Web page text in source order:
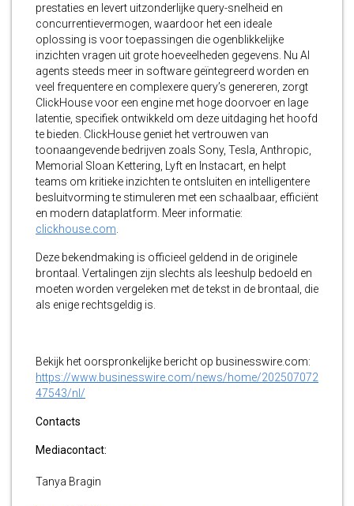
prestaties en levert uitzonderlijke query-snelheid en
concurrentievermogen, waardoor het een ideale
oplossing is voor toepassingen die ogenblikkelijke
inzichten vragen uit grote hoeveelheden gegevens. Nu AI
agents steeds meer in software geïntegreerd worden en
veel frequentere en complexere query’s genereren, zorgt
ClickHouse voor een engine met hoge doorvoer en lage
latentie, specifiek ontwikkeld om deze uitdaging het hoofd
te bieden. ClickHouse geniet het vertrouwen van
toonaangevende bedrijven zoals Sony, Tesla, Anthropic,
Memorial Sloan Kettering, Lyft en Instacart, en helpt
teams om kritieke inzichten te ontsluiten en intelligentere
besluitvorming te stimuleren met een schaalbaar, efficiënt
en modern dataplatform. Meer informatie:
clickhouse.com
Deze bekendmaking is officieel geldend in de originele
brontaal. Vertalingen zijn slechts als leeshulp bedoeld en
moeten worden vergeleken met de tekst in de brontaal, die
als enige rechtsgeldig is.
Bekijk het oorspronkelijke bericht op businesswire.com:
https://www.businesswire.com/news/home/202507072
47543/nl/
Contacts
Mediacontact:
Tanya Bragin